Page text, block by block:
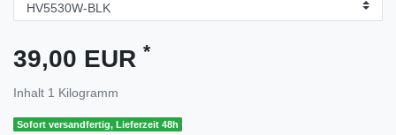
39,00 EUR *
Inhalt 1 Kilogramm
Sofort versandfertig, Lieferzeit 48h